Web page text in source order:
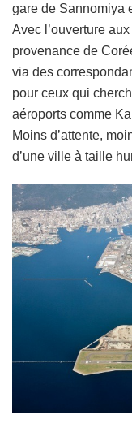
gare de Sannomiya
Avec l’ouverture
provenance de
via des
pour ceux qui
aéroports comme
Moins d’attente,
d’une ville à taille